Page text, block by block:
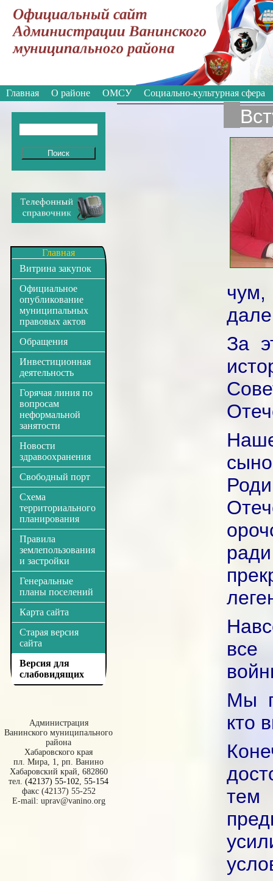
Версия для слабовидящих:
Главная О районе ОМСУ Социально-культурная сфера
Главная
Витрина закупок
Официальное
опубликование
муниципальных
правовых актов
Обращения
Инвестиционная
деятельность
Горячая линия по
вопросам
неформальной
занятости
Новости
здравоохранения
Свободный порт
Схема
территориального
планирования
Правила
землепользования
и застройки
Генеральные
планы поселений
Карта сайта
Старая версия
сайта
Версия для
слабовидящих
Администрация
Ванинского муниципального
района
Хабаровского края
пл. Мира, 1, рп. Ванино
Хабаровский край, 682860
тел. (42137) 55-102 55-154
факс (42137) 55-252
E-mail: uprav@vanino.org
За
все
Мы
кто